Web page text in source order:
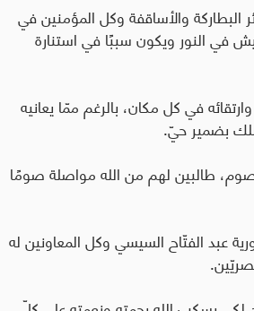
البطاركة والأساقفة وكل المؤمنين في
في النور ويكون سببًا في استنارة
في كل مكان، بالرغم ممّا يعانيه
بضمير حيّ.
طالبين لهم من الله مواصلة صومًا
عبد الفتّاح السيسي وكل المعاونين له